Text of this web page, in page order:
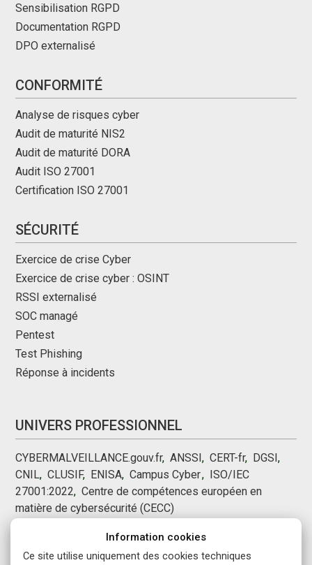
Sensibilisation RGPD
Documentation RGPD
DPO externalisé
CONFORMITÉ
Analyse de risques cyber
Audit de maturité NIS2
Audit de maturité DORA
Audit ISO 27001
Certification ISO 27001
SÉCURITÉ
Exercice de crise Cyber
Exercice de crise cyber : OSINT
RSSI externalisé
SOC managé
Pentest
Test Phishing
Réponse à incidents
UNIVERS PROFESSIONNEL
CYBERMALVEILLANCE.gouv.fr,ANSSI,CERT-fr, DGSI,
CNIL,CLUSIF, ENISA,Campus Cyber,, ISO/IEC
27001:2022,Centre de compétences européen en
matière de cybersécurité (CECC)
Information cookies
Ce site utilise uniquement des cookies techniques